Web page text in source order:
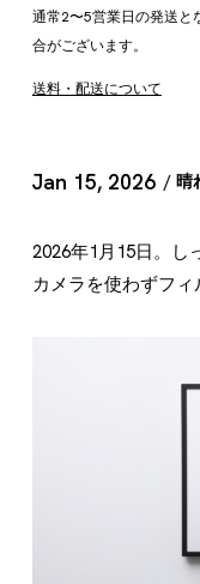
通常2〜5営業日の発送と
合がございます。
送料・配送について
Jan 15, 2026 / 晴
2026年1月15日。し
カメラを使わずフィ